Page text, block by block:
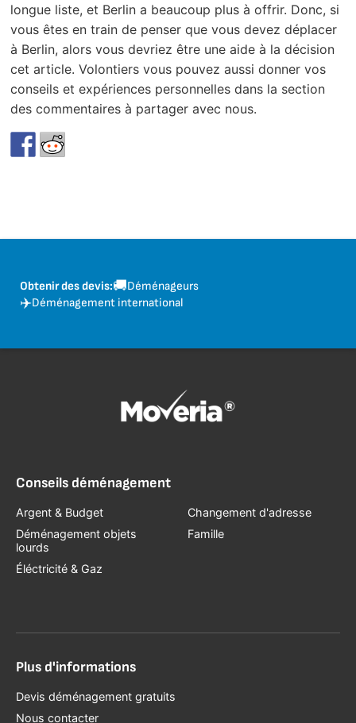
longue liste, et Berlin a beaucoup plus à offrir. Donc, si
vous êtes en train de penser que vous devez déplacer
à Berlin, alors vous devriez être une aide à la décision
cet article. Volontiers vous pouvez aussi donner vos
conseils et expériences personnelles dans la section
des commentaires à partager avec nous.
Obtenir des devis:🚚Déménageurs
✈️Déménagement international
Conseils déménagement
Argent & Budget
Déménagement objets
lourds
Éléctricité & Gaz
Changement d'adresse
Famille
Plus d'informations
Devis déménagement gratuits
Nous contacter